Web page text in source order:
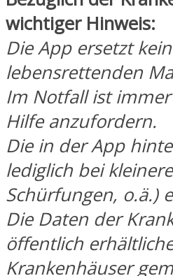
wichtiger Hinweis:
Die App ersetzt
lebensrettenden
Im Notfall ist
Hilfe anzufordern.
Die in der App
lediglich bei
Schürfungen, o.ä.)
Die Daten der
öffentlich
Krankenhäuser